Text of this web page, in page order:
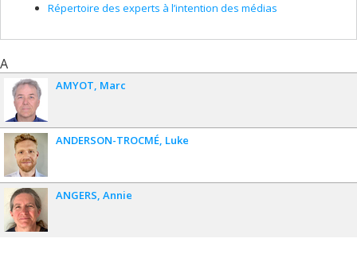
Répertoire des experts à l’intention des médias
A
AMYOT Marc
ANDERSON-TROCMÉ Luke
ANGERS Annie